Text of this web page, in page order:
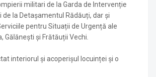
militari de la Garda de Intervenție
de la Detașamentul Rădăuți, dar și
pentru Situații de Urgență ale
Gălănești și Frătăuții Vechi.
interiorul și acoperișul locuinței și o